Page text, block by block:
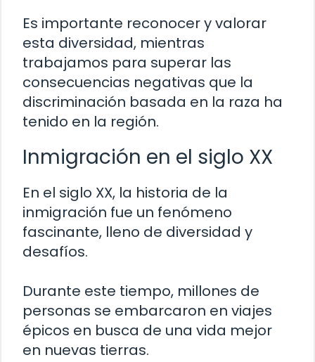
Es importante reconocer y valorar
esta diversidad, mientras
trabajamos para superar las
consecuencias negativas que la
discriminación basada en la raza ha
tenido en la región.
Inmigración en el siglo XX
En el siglo XX, la historia de la
inmigración fue un fenómeno
fascinante, lleno de diversidad y
desafíos.
Durante este tiempo, millones de
personas se embarcaron en viajes
épicos en busca de una vida mejor
en nuevas tierras.